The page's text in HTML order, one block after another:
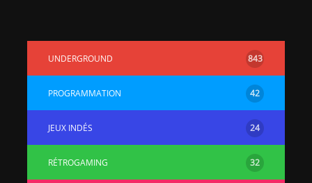
UNDERGROUND 843
PROGRAMMATION 42
JEUX INDÉS 24
RÉTROGAMING 32